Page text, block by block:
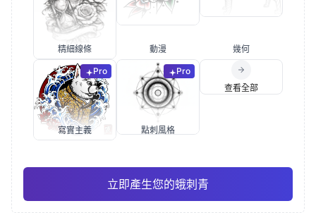
精細線條 動漫 幾何
Pro
寫實主義
Pro
點刺風格
查看全部
立即產生您的蛾刺青